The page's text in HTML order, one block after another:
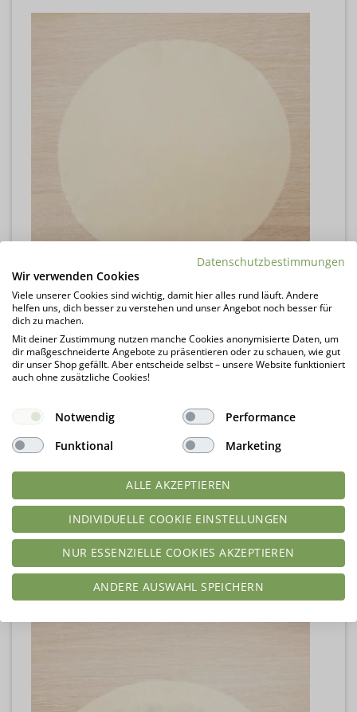
Datenschutzbestimmungen
Wir verwenden Cookies
Viele unserer Cookies sind wichtig, damit hier alles rund läuft. Andere
helfen uns, dich besser zu verstehen und unser Angebot noch besser für
dich zu machen.
Mit deiner Zustimmung nutzen manche Cookies anonymisierte Daten, um
dir maßgeschneiderte Angebote zu präsentieren oder zu schauen, wie gut
dir unser Shop gefällt. Aber entscheide selbst – unsere Website funktioniert
auch ohne zusätzliche Cookies!
Notwendig
Performance
Funktional
Marketing
ALLE AKZEPTIEREN
INDIVIDUELLE COOKIE EINSTELLUNGEN
NUR ESSENZIELLE COOKIES AKZEPTIEREN
ANDERE AUSWAHL SPEICHERN